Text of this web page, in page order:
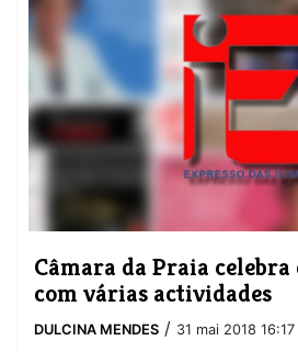
Câmara da Praia
com várias actividades
DULCINA MENDES / 31 mai 2018 16:17